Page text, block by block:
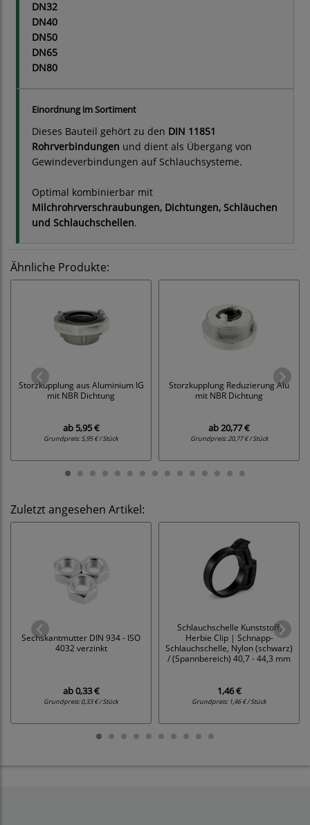
DN32
DN40
DN50
DN65
DN80
Einordnung im Sortiment
Dieses Bauteil gehört zu den DIN 11851
Rohrverbindungen und dient als Übergang von
Gewindeverbindungen auf Schlauchsysteme.
Optimal kombinierbar mit
Milchrohrverschraubungen, Dichtungen, Schläuchen
und Schlauchschellen.
Ähnliche Produkte:
Storzkupplung aus Aluminium IG
mit NBR Dichtung
ab5,95 €
Grundpreis:5,95 € / Stück
Storzkupplung Reduzierung Alu
mit NBR Dichtung
ab20,77 €
Grundpreis:20,77 € / Stück
Zuletzt angesehen Artikel:
Sechskantmutter DIN 934 - ISO
4032 verzinkt
ab0,33 €
Grundpreis:0,33 € / Stück
Schlauchschelle Kunststoff,
Herbie Clip | Schnapp-
Schlauchschelle, Nylon (schwarz)
/ (Spannbereich) 40,7 - 44,3 mm
1,46 €
Grundpreis: 1,46 € / Stück